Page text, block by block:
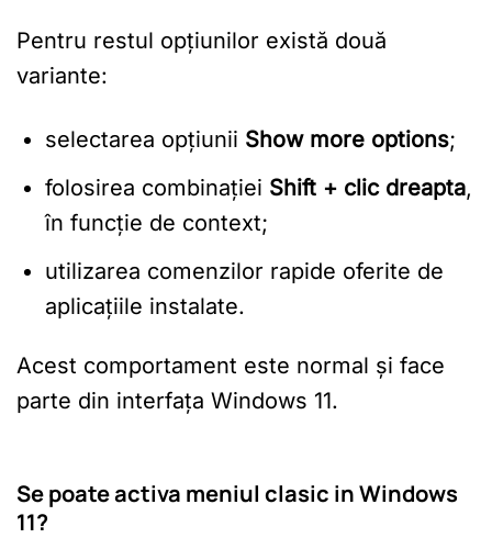
Pentru restul opțiunilor există două
variante:
selectarea opțiunii Show more options;
folosirea combinației Shift + clic dreapta,
în funcție de context;
utilizarea comenzilor rapide oferite de
aplicațiile instalate.
Acest comportament este normal și face
parte din interfața Windows 11.
Se poate activa meniul clasic in Windows
11?